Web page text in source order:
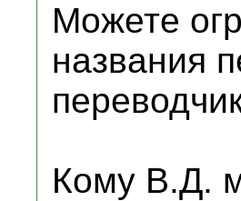
Можете
названия
Кому В.Д.